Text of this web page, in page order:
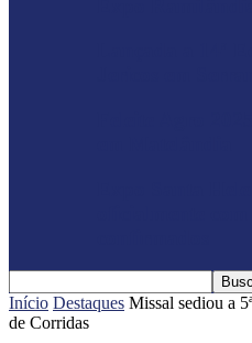
Início Destaques Missal sediou a
de Corridas